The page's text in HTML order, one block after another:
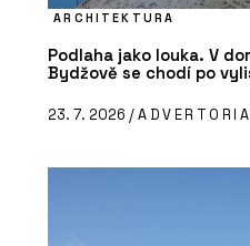
ARCHITEKTURA
Podlaha jako louka. V
Bydžově se chodí po
23. 7. 2026 /